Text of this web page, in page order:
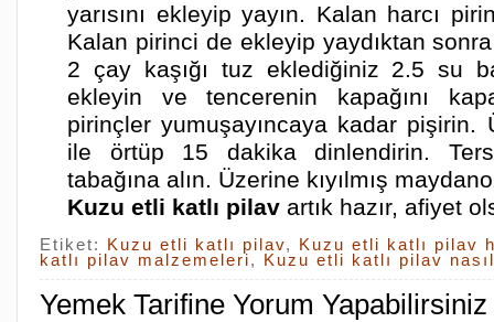
yarısını ekleyip yayın. Kalan harcı
Kalan pirinci de ekleyip yaydıktan
2 çay kaşığı tuz eklediğiniz 2.5 su
ekleyin ve tencerenin kapağını
pirinçler yumuşayıncaya kadar pişirin.
ile örtüp 15 dakika dinlendirin.
tabağına alın. Üzerine kıyılmış
Kuzu etli katlı pilav artık hazır, afiyet
Etiket: Kuzu etli katlı pilav,
Kuzu etli katlı pilav
katlı pilav malzemeleri, Kuzu etli katlı pilav
Yemek Tarifine Yorum Yapabilirsiniz